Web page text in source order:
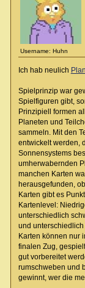
Username: Huhn
Ich hab neulich
Spielprinzip war
Spielfiguren gibt,
Prinzipiell formen
Planeten und
sammeln. Mit den
entwickelt werden,
Sonnensystems
umherwabernden
manchen Karten
herausgefunden,
Karten gibt es
Kartenlevel:
unterschiedlich
und
Karten können nur
finalen Zug,
gut vorbereitet
rumschweben und
gewinnt, wer die